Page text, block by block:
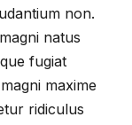
non.
natus
fugiat
maxime
ridiculus